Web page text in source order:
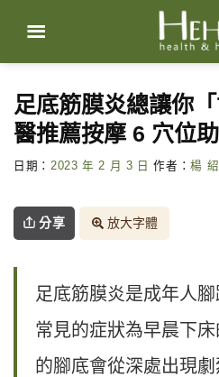
content
足底筋膜炎總讓你
醫推薦按摩 6 穴位
日期： 2023 年 2 月 3 日 作者：楊
分享 放大字體
足底筋膜炎是成年人
常見的症狀為早晨下
的腳底會從深處出現